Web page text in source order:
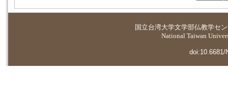
国立台湾大学文学部仏教学セ
National Taiwan
doi:10.6681/